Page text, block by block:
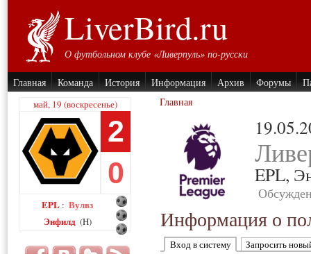
LiverBird.ru
О футбольном клубе «Ливерпуль» по-русски
Главная Команда История Информация Архив Форумы
май, 19 (воскресенье)
2
0
EPL : Вулвз
Энфилд (H)
Главная
EPL,
Информация о
Вход в систему Запросить